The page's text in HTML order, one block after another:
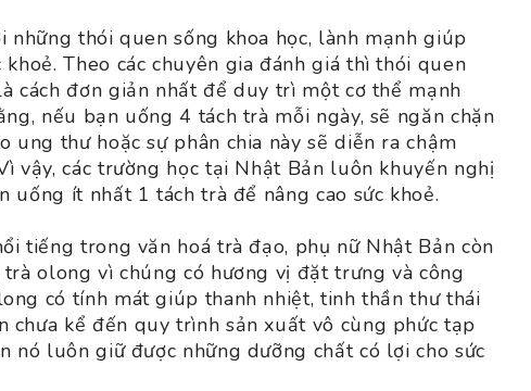
thói quen sống khoa học, lành mạnh giúp
Theo các chuyên gia đánh giá thì thói quen
cách đơn giản nhất để duy trì một cơ thể mạnh
nếu bạn uống 4 tách trà mỗi ngày, sẽ ngăn chặn
ung thư hoặc sự phân chia này sẽ diễn ra chậm
vậy, các trường học tại Nhật Bản luôn khuyến nghị
uống ít nhất 1 tách trà để nâng cao sức khoẻ.
tiếng trong văn hoá trà đạo, phụ nữ Nhật Bản còn
olong vì chúng có hương vị đặt trưng và công
có tính mát giúp thanh nhiệt, tinh thần thư thái
chưa kể đến quy trình sản xuất vô cùng phức tạp
nó luôn giữ được những dưỡng chất có lợi cho sức